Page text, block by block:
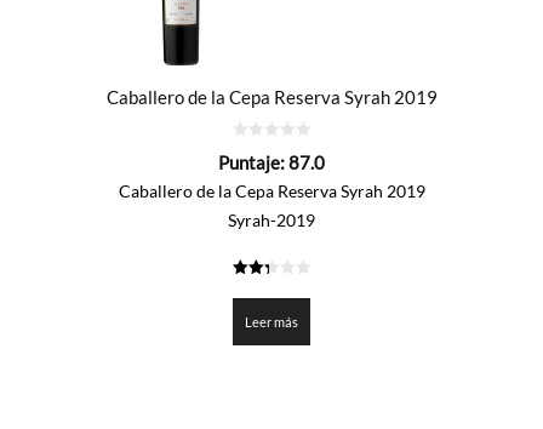
Caballero de la Cepa Reserva Syrah 2019
de
Puntaje:87.0
Caballero de la Cepa Reserva Syrah 2019
Syrah-2019
de 5
Leer más